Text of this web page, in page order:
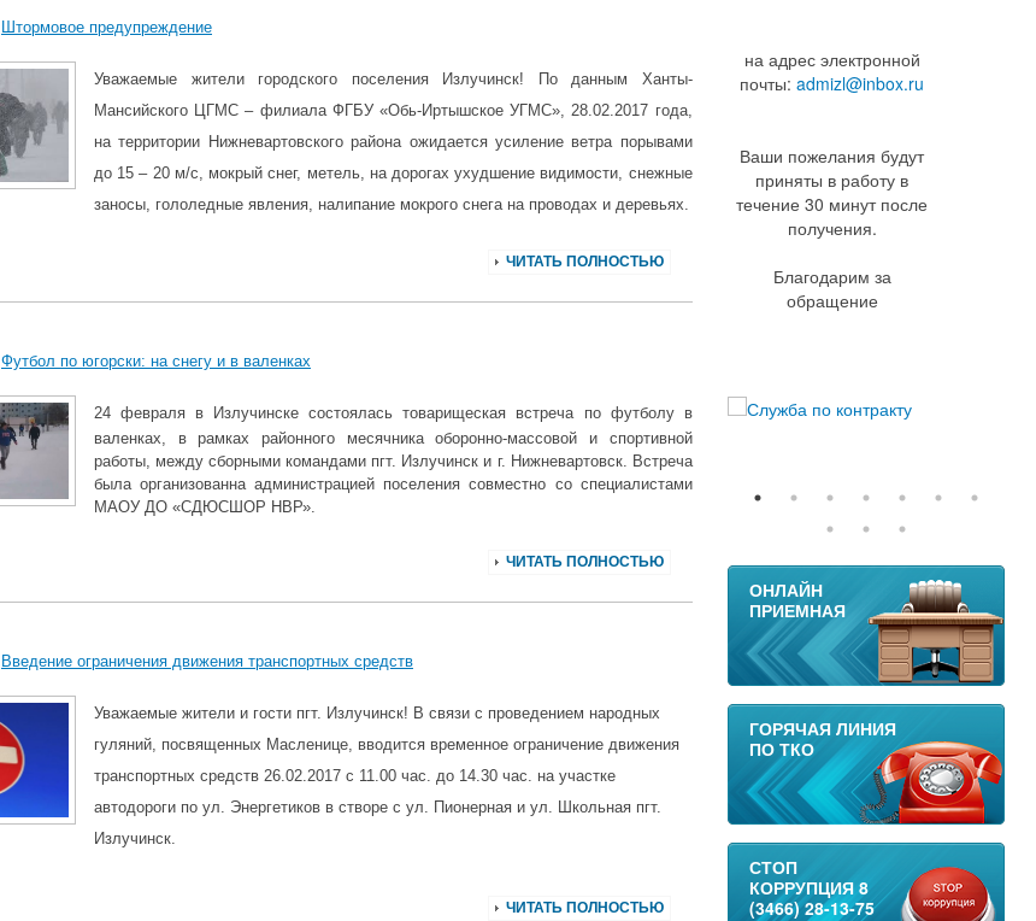
Штормовое предупреждение
Уважаемые жители городского поселения Излучинск! По данным Ханты-
Мансийского ЦГМС – филиала ФГБУ «Обь-Иртышское УГМС», 28.02.2017 года,
на территории Нижневартовского района ожидается усиление ветра порывами
до 15 – 20 м/с, мокрый снег, метель, на дорогах ухудшение видимости, снежные
заносы, гололедные явления, налипание мокрого снега на проводах и деревьях.
ЧИТАТЬ ПОЛНОСТЬЮ
Футбол по югорски: на снегу и в валенках
24 февраля в Излучинске состоялась товарищеская встреча по футболу в
валенках, в рамках районного месячника оборонно-массовой и спортивной
работы, между сборными командами пгт. Излучинск и г. Нижневартовск. Встреча
была организованна администрацией поселения совместно со специалистами
МАОУ ДО «СДЮСШОР НВР».
ЧИТАТЬ ПОЛНОСТЬЮ
Введение ограничения движения транспортных средств
Уважаемые жители и гости пгт. Излучинск! В связи с проведением народных
гуляний, посвященных Масленице, вводится временное ограничение движения
транспортных средств 26.02.2017 с 11.00 час. до 14.30 час. на участке
автодороги по ул. Энергетиков в створе с ул. Пионерная и ул. Школьная пгт.
Излучинск.
ЧИТАТЬ ПОЛНОСТЬЮ
на адрес электронной
почты:admizl@inbox.ru
Ваши пожелания будут
приняты в работу в
течение 30 минут после
получения.
Благодарим за
обращение
11
ОНЛАЙН
ПРИЕМНАЯ
ГОРЯЧАЯ ЛИНИЯ
ПО ТКО
СТОП
КОРРУПЦИЯ 8
(3466) 28-13-75